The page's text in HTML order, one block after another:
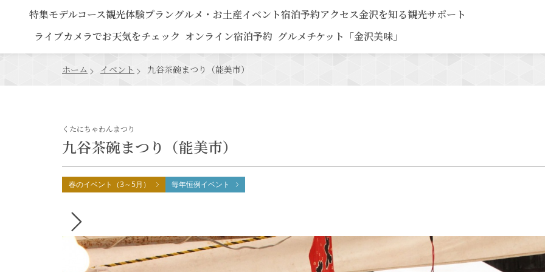
特集モデルコース観光体験プラングルメ・お土産イベント宿泊予約アクセス金沢を知る観光サポート
ライブカメラでお天気をチェック オンライン宿泊予約 グルメチケット「金沢美味」
ホーム イベント 九谷茶碗まつり（能美市）
九谷茶碗まつり（能美市）
くたにちゃわんまつり
春のイベント（3～5月） 毎年恒例イベント